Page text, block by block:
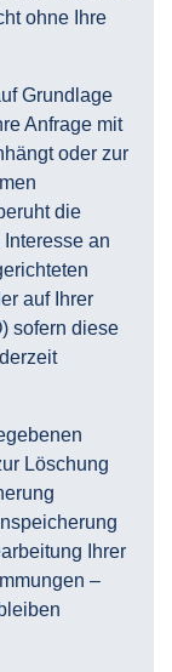
ohne Ihre
Grundlage
Anfrage mit
oder zur
die
an
auf Ihrer
sofern diese
Löschung
Ihrer
–